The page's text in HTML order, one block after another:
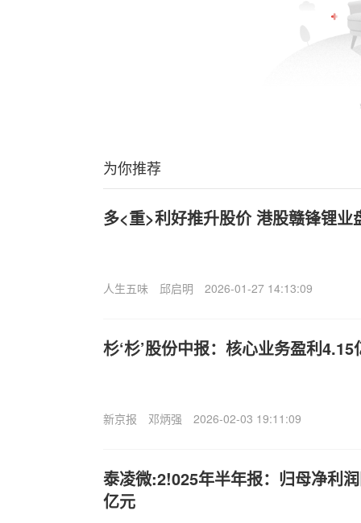
为你推荐
多<重>利好推升股价 港股赣锋锂业
人生五味 邱启明 2026-01-27 14:13:09
杉‘杉’股份中报：核心业务盈利
新京报 邓炳强 2026-02-03 19:11:09
泰凌微:2!025年半年报：归母净利
亿元